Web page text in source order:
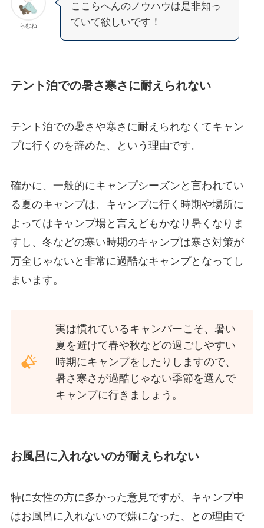
らむね
ここらへんのノウハウは是非知っ
ていて欲しいです！
テント泊での暑さ寒さに耐えられない
テント泊での暑さや寒さに耐えられなくてキャン
プに行くのを辞めた、という理由です。
確かに、一般的にキャンプシーズンと言われてい
る夏のキャンプは、キャンプに行く時期や場所に
よってはキャンプ場と言えどもかなり暑くなりま
すし、冬などの寒い時期のキャンプは寒さ対策が
万全じゃないと非常に過酷なキャンプとなってし
まいます。
実は慣れているキャンパーこそ、暑い
夏を避けて春や秋などの過ごしやすい
時期にキャンプをしたりしますので、
暑さ寒さが過酷じゃない季節を選んで
キャンプに行きましょう。
お風呂に入れないのが耐えられない
特に女性の方に多かった意見ですが、キャンプ中
はお風呂に入れないので嫌になった、との理由で